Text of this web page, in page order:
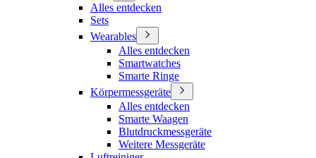
Alles entdecken
Sets
Wearables
Alles entdecken
Smartwatches
Smarte Ringe
Körpermessgeräte
Alles entdecken
Smarte Waagen
Blutdruckmessgeräte
Weitere Messgeräte